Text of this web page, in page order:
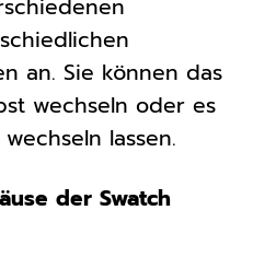
an. Sie können das
wechseln oder es
lassen.
der Swatch